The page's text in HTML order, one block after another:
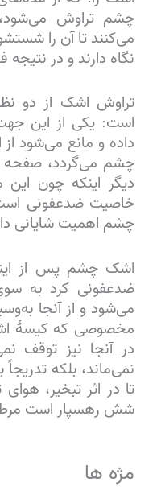
چشم تراوش
می‌کنند تا آن را
نگاه دارند و در نتیجه
تراوش اشک از دو
است: یکی از این
داده و مانع می‌شود از
چشم می‌گردد، صفحه
دیگر اینکه چون
خاصیت ضدعفونی
چشم اهمیت شایانی
اشک چشم پس از
ضدعفونی کرد به
می‌شود و از آنجا
مخصوصی که کیسهٔ
در آنجا نیز توقف
نمی‌ماند، بلکه
تا در اثر تبخیر،
شش رهسپار است
مژه ها